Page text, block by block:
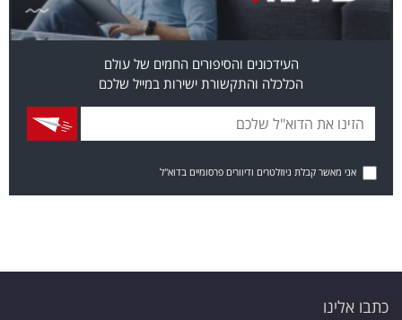
העידכונים והסיפורים החמים של עולם
הכלכלה והתקשורת ישירות במייל שלכם
אני מאשר קבלת ניוזלטרים ודיוורים פרסומיים בדוא"ל
כתבו אלינו